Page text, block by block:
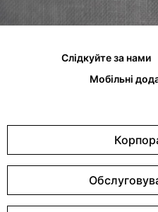
Слідкуйте за нами
Мобільні